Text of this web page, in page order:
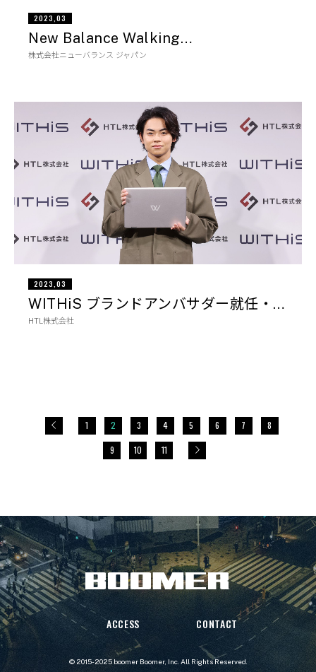
2023,03
New Balance Walking…
株式会社ニューバランス ジャパン
2023,03
WITHiS ブランドアンバサダー就任・…
HTL株式会社
1 2 3 4 5 6 7 8
9 10 11
ACCESS CONTACT
© 2015-2025 boomer Boomer, Inc. All Rights Reserved.